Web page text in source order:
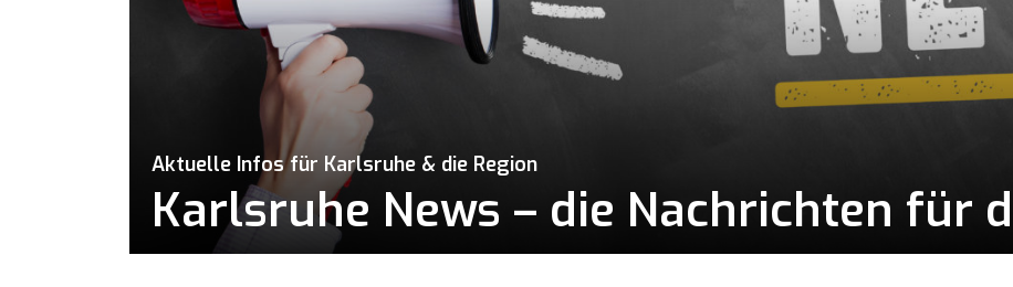
Aktuelle Infos für Karlsruhe & die Region
Karlsruhe News – die Nachrichten für